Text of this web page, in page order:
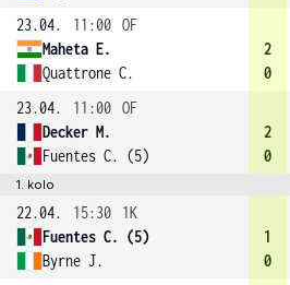
23.04.
11:00 OF
Maheta E.
Quattrone C.
2
0
23.04.
11:00 OF
Decker M.
Fuentes C. (5)
2
0
1. kolo
22.04. 15:30
1K
Fuentes C. (5)
Byrne J.
1
0